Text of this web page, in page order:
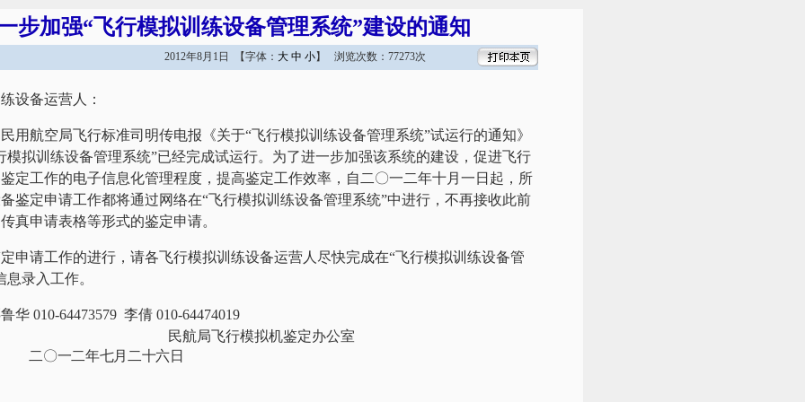
步加强“飞行模拟训练设备管理系统”建设的通知
2012年8月1日 【字体： 大 中 小】 浏览次数：77273次
设备运营人：
用航空局飞行标准司明传电报《关于“飞行模拟训练设备管理系统”试运行的通知》
模拟训练设备管理系统”已经完成试运行。为了进一步加强该系统的建设，促进飞行
定工作的电子信息化管理程度，提高鉴定工作效率，自二〇一二年十月一日起，所
鉴定申请工作都将通过网络在“飞行模拟训练设备管理系统”中进行，不再接收此前
真申请表格等形式的鉴定申请。
申请工作的进行，请各飞行模拟训练设备运营人尽快完成在“飞行模拟训练设备管
录入工作。
010-64473579 李倩 010-64474019
民航局飞行模拟机鉴定办公室
二〇一二年七月二十六日